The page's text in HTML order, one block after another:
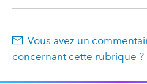
Vous avez un
concernant cette rubrique ?